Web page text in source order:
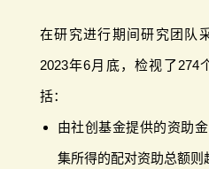
在研究进行期间研究团队
2023年6月底，检视了274
括：
由社创基金提供的资助
集所得的配对资助总额则